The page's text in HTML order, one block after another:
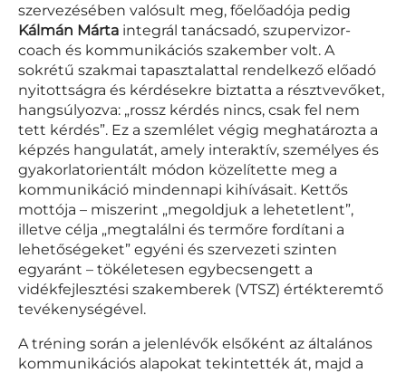
szervezésében valósult meg, főelőadója pedig
Kálmán Márta integrál tanácsadó, szupervizor-
coach és kommunikációs szakember volt. A
sokrétű szakmai tapasztalattal rendelkező előadó
nyitottságra és kérdésekre biztatta a résztvevőket,
hangsúlyozva: „rossz kérdés nincs, csak fel nem
tett kérdés”. Ez a szemlélet végig meghatározta a
képzés hangulatát, amely interaktív, személyes és
gyakorlatorientált módon közelítette meg a
kommunikáció mindennapi kihívásait. Kettős
mottója – miszerint „megoldjuk a lehetetlent”,
illetve célja „megtalálni és termőre fordítani a
lehetőségeket” egyéni és szervezeti szinten
egyaránt – tökéletesen egybecsengett a
vidékfejlesztési szakemberek (VTSZ) értékteremtő
tevékenységével.
A tréning során a jelenlévők elsőként az általános
kommunikációs alapokat tekintették át, majd a